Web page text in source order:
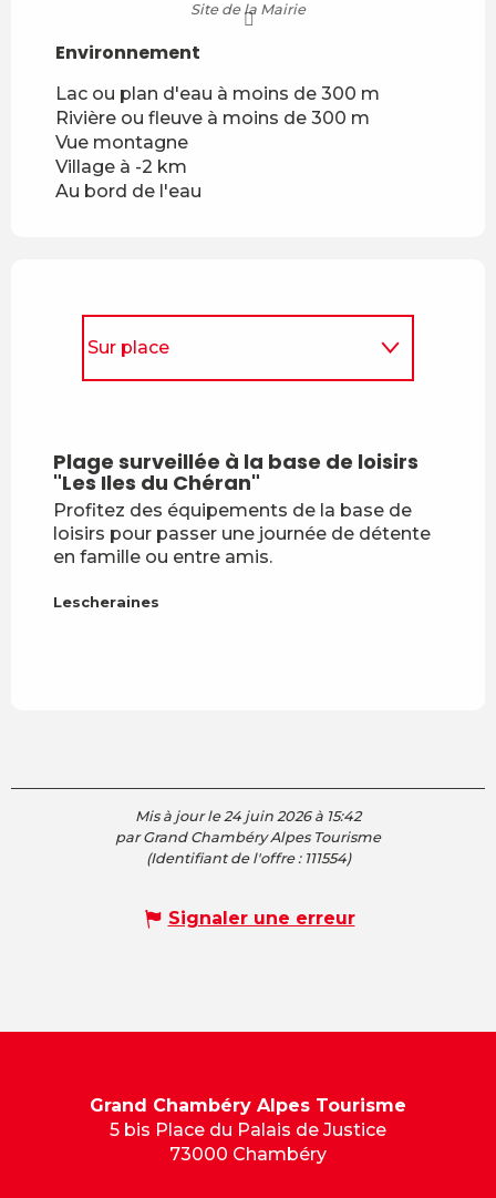
Site de la Mairie
Environnement
Environnement
Lac ou plan d'eau à moins de 300 m
Rivière ou fleuve à moins de 300 m
Vue montagne
Village à -2 km
Au bord de l'eau
Sur place
Se trouve sur le parcours de...
Plage surveillée à la base de loisirs
"Les Iles du Chéran"
Profitez des équipements de la base de
loisirs pour passer une journée de détente
en famille ou entre amis.
Lescheraines
Mis à jour le 24 juin 2026 à 15:42
par Grand Chambéry Alpes Tourisme
(Identifiant de l'offre : 111554)
Signaler une erreur
Grand Chambéry Alpes Tourisme
5 bis Place du Palais de Justice
73000 Chambéry